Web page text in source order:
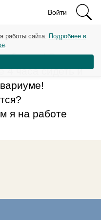
Войти
Вот сяду
4 часа сидеть и
я на работе
работы сайта. Подробнее в
.